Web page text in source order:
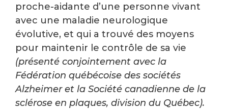
proche-aidante d’une personne vivant
avec une maladie neurologique
évolutive, et qui a trouvé des moyens
pour maintenir le contrôle de sa vie
(présenté conjointement avec la
Fédération québécoise des sociétés
Alzheimer et la Société canadienne de la
sclérose en plaques, division du Québec).